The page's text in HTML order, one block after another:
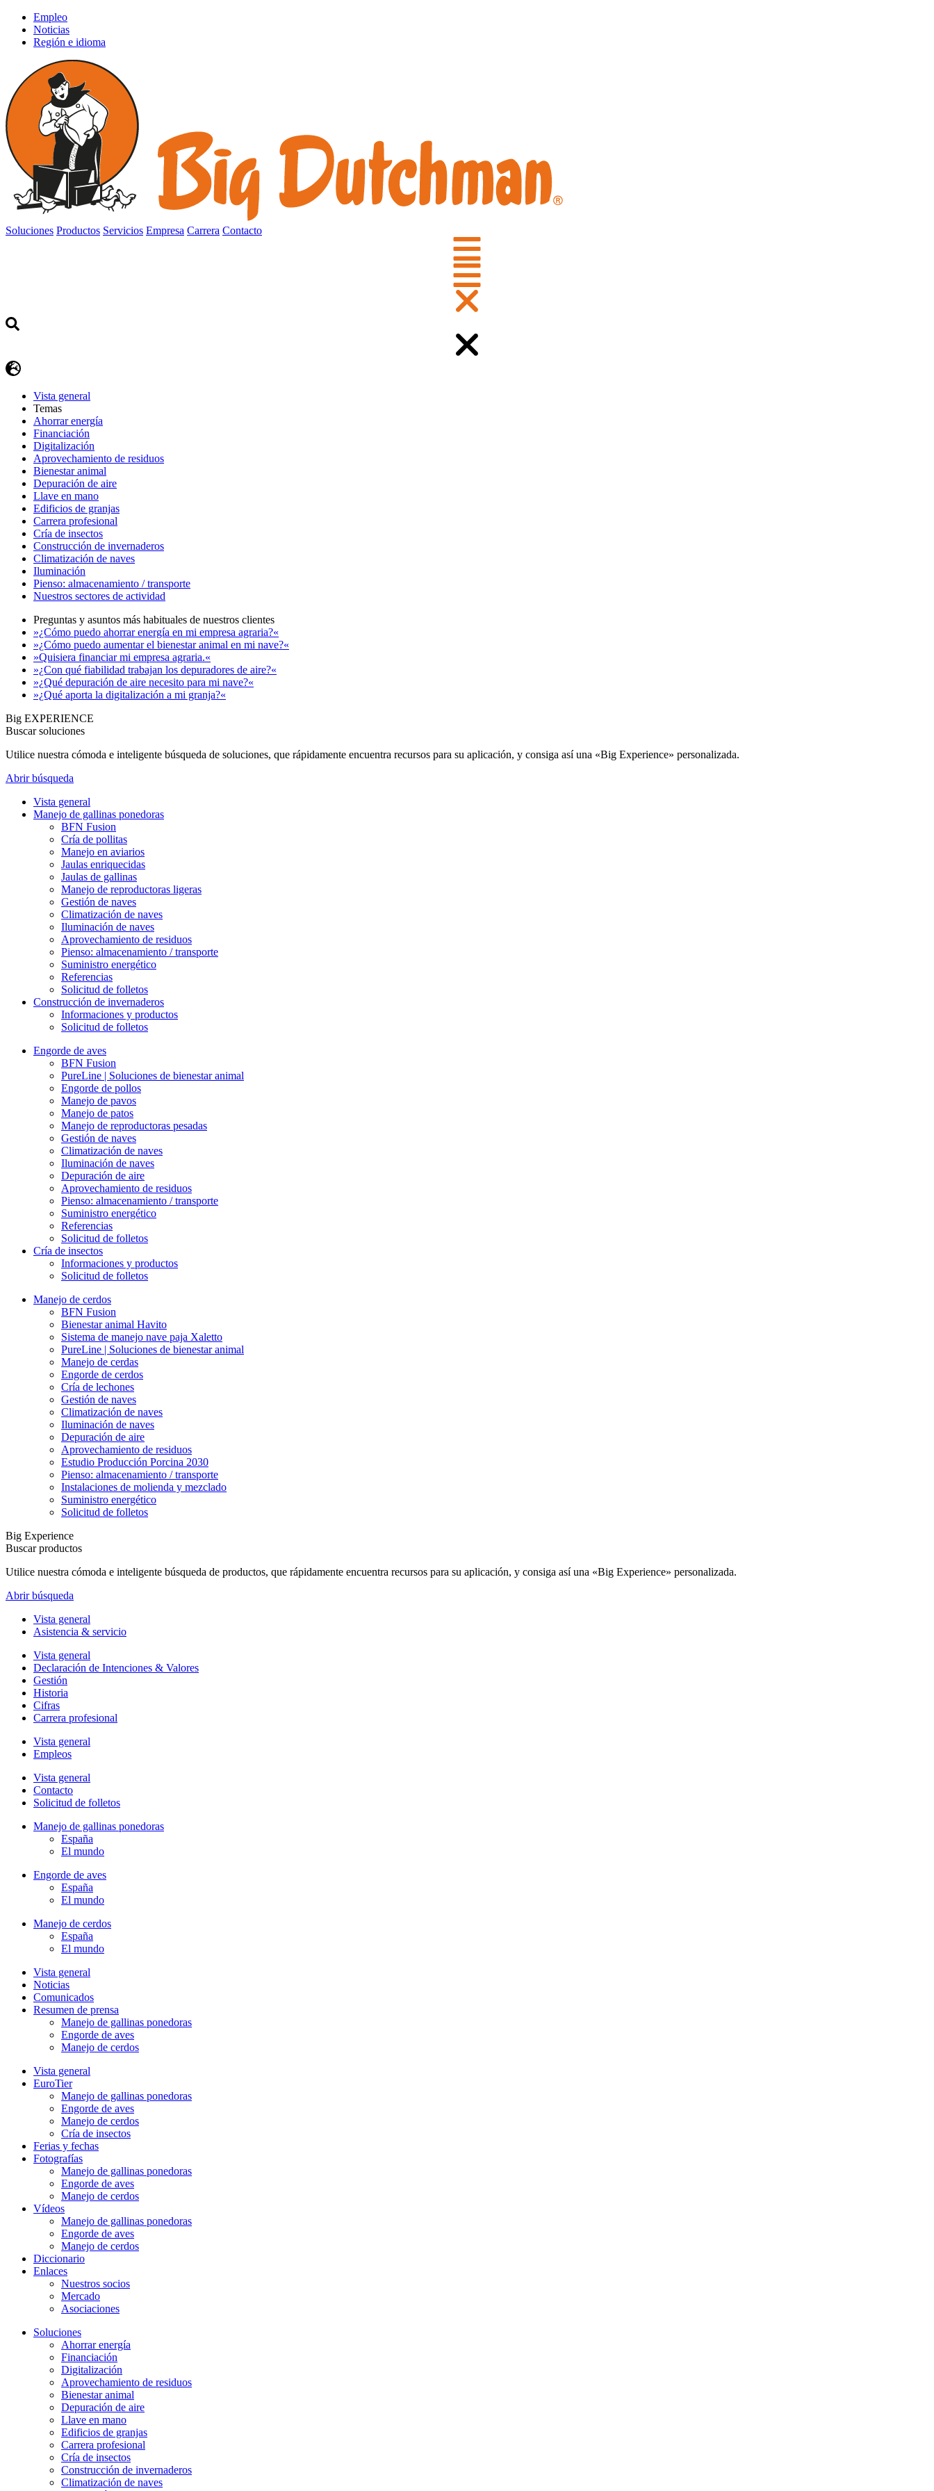
Empleo
Noticias
Región e idioma
Soluciones Productos Servicios Empresa Carrera Contacto
Vista general
Temas
Ahorrar energía
Financiación
Digitalización
Aprovechamiento de residuos
Bienestar animal
Depuración de aire
Llave en mano
Edificios de granjas
Carrera profesional
Cría de insectos
Construcción de invernaderos
Climatización de naves
Iluminación
Pienso: almacenamiento / transporte
Nuestros sectores de actividad
Preguntas y asuntos más habituales de nuestros clientes
»¿Cómo puedo ahorrar energía en mi empresa agraria?«
»¿Cómo puedo aumentar el bienestar animal en mi nave?«
»Quisiera financiar mi empresa agraria.«
»¿Con qué fiabilidad trabajan los depuradores de aire?«
»¿Qué depuración de aire necesito para mi nave?«
»¿Qué aporta la digitalización a mi granja?«
Big EXPERIENCE
Buscar soluciones
Utilice nuestra cómoda e inteligente búsqueda de soluciones, que rápidamente encuentra recursos para su aplicación, y consiga así una «Big Experience» personalizada.
Abrir búsqueda
Vista general
Manejo de gallinas ponedoras
BFN Fusion
Cría de pollitas
Manejo en aviarios
Jaulas enriquecidas
Jaulas de gallinas
Manejo de reproductoras ligeras
Gestión de naves
Climatización de naves
Iluminación de naves
Aprovechamiento de residuos
Pienso: almacenamiento / transporte
Suministro energético
Referencias
Solicitud de folletos
Construcción de invernaderos
Informaciones y productos
Solicitud de folletos
Engorde de aves
BFN Fusion
PureLine | Soluciones de bienestar animal
Engorde de pollos
Manejo de pavos
Manejo de patos
Manejo de reproductoras pesadas
Gestión de naves
Climatización de naves
Iluminación de naves
Depuración de aire
Aprovechamiento de residuos
Pienso: almacenamiento / transporte
Suministro energético
Referencias
Solicitud de folletos
Cría de insectos
Informaciones y productos
Solicitud de folletos
Manejo de cerdos
BFN Fusion
Bienestar animal Havito
Sistema de manejo nave paja Xaletto
PureLine | Soluciones de bienestar animal
Manejo de cerdas
Engorde de cerdos
Cría de lechones
Gestión de naves
Climatización de naves
Iluminación de naves
Depuración de aire
Aprovechamiento de residuos
Estudio Producción Porcina 2030
Pienso: almacenamiento / transporte
Instalaciones de molienda y mezclado
Suministro energético
Solicitud de folletos
Big Experience
Buscar productos
Utilice nuestra cómoda e inteligente búsqueda de productos, que rápidamente encuentra recursos para su aplicación, y consiga así una «Big Experience» personalizada.
Abrir búsqueda
Vista general
Asistencia & servicio
Vista general
Declaración de Intenciones & Valores
Gestión
Historia
Cifras
Carrera profesional
Vista general
Empleos
Vista general
Contacto
Solicitud de folletos
Manejo de gallinas ponedoras
España
El mundo
Engorde de aves
España
El mundo
Manejo de cerdos
España
El mundo
Vista general
Noticias
Comunicados
Resumen de prensa
Manejo de gallinas ponedoras
Engorde de aves
Manejo de cerdos
Vista general
EuroTier
Manejo de gallinas ponedoras
Engorde de aves
Manejo de cerdos
Cría de insectos
Ferias y fechas
Fotografías
Manejo de gallinas ponedoras
Engorde de aves
Manejo de cerdos
Vídeos
Manejo de gallinas ponedoras
Engorde de aves
Manejo de cerdos
Diccionario
Enlaces
Nuestros socios
Mercado
Asociaciones
Soluciones
Ahorrar energía
Financiación
Digitalización
Aprovechamiento de residuos
Bienestar animal
Depuración de aire
Llave en mano
Edificios de granjas
Carrera profesional
Cría de insectos
Construcción de invernaderos
Climatización de naves